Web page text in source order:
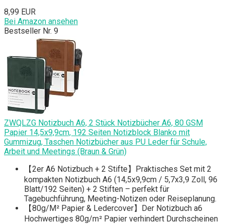
8,99 EUR
Bei Amazon ansehen
Bestseller Nr. 9
ZWQLZG Notizbuch A6, 2 Stück Notizbücher A6, 80 GSM
Papier 14,5x9,9cm, 192 Seiten Notizblock Blanko mit
Gummizug, Taschen Notizbücher aus PU Leder für Schule,
Arbeit und Meetings (Braun & Grün)
【2er A6 Notizbuch + 2 Stifte】Praktisches Set mit 2
kompakten Notizbuch A6 (14,5x9,9cm / 5,7x3,9 Zoll, 96
Blatt/192 Seiten) + 2 Stiften – perfekt für
Tagebuchführung, Meeting-Notizen oder Reiseplanung.
【80g/M² Papier & Ledercover】Der Notizbuch a6
Hochwertiges 80g/m² Papier verhindert Durchscheinen